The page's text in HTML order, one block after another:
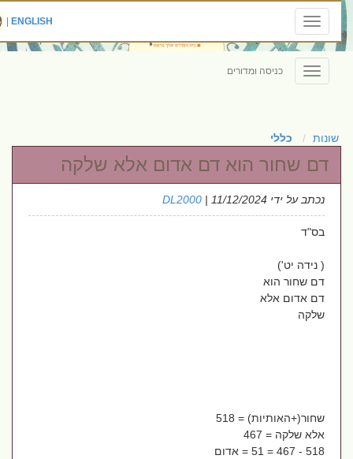
Toggle
navigation
ENGLISH
|
Toggle
navigation
כניסה ומדורים
שונות כללי
דם שחור הוא דם אדום אלא שלקה
נכתב על ידי DL2000| 11/12/2024
בס"ד
( נידה יט')
דם שחור הוא
דם אדום אלא
שלקה
שחור(+האותיות) = 518
אלא שלקה = 467
518 - 467 = 51 = אדום